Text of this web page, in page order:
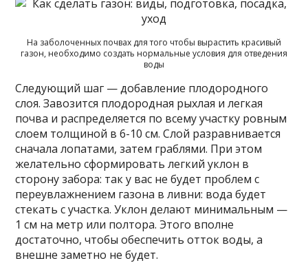
На заболоченных почвах для того чтобы вырастить красивый
газон, необходимо создать нормальные условия для отведения
воды
Следующий шаг — добавление плодородного
слоя. Завозится плодородная рыхлая и легкая
почва и распределяется по всему участку ровным
слоем толщиной в 6-10 см. Слой разравнивается
сначала лопатами, затем граблями. При этом
желательно сформировать легкий уклон в
сторону забора: так у вас не будет проблем с
переувлажнением газона в ливни: вода будет
стекать с участка. Уклон делают минимальным —
1 см на метр или полтора. Этого вполне
достаточно, чтобы обеспечить отток воды, а
внешне заметно не будет.